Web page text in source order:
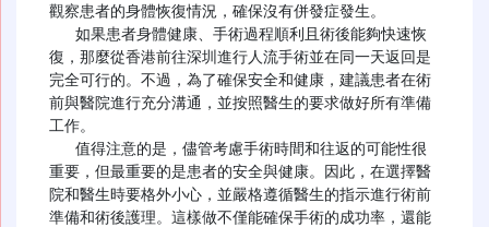
觀察患者的身體恢復情況，確保沒有併發症發生。
復，那麼從香港前往深圳進行人流手術並在同一天返回是
完全可行的。不過，為了確保安全和健康，建議患者在術
前與醫院進行充分溝通，並按照醫生的要求做好所有準備
工作。
重要，但最重要的是患者的安全與健康。因此，在選擇醫
院和醫生時要格外小心，並嚴格遵循醫生的指示進行術前
準備和術後護理。這樣做不僅能確保手術的成功率，還能